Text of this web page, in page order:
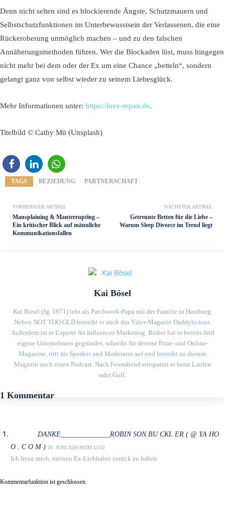
Denn nicht selten sind es blockierende Ängste, Schutzmauern und
Selbstschutzfunktionen im Unterbewusstsein der Verlassenen, die eine
Rückeroberung unmöglich machen – und zu den falschen
Annäherungsmethoden führen. Wer die Blockaden löst, muss hingegen
nicht mehr bei dem oder der Ex um eine Chance „betteln“, sondern
gelangt ganz von selbst wieder zu seinem Liebesglück.
Mehr Informationen unter: https://love-repair.de.
Titelbild © Cathy Mü (Unsplash)
TAGS BEZIEHUNG PARTNERSCHAFT
VORHERIGER ARTIKEL
Mansplaining & Manterrupting –
Ein kritischer Blick auf männliche
Kommunikationsfallen
NÄCHSTER ARTIKEL
Getrennte Betten für die Liebe –
Warum Sleep Divorce im Trend liegt
Kai Bösel
Kai Bösel (Jg. 1971) lebt als Patchwork-Papa mit der Familie in Hamburg.
Neben NOT TOO OLD betreibt er auch das Väter-Magazin Daddylicious.
Außerdem ist er Experte für Influencer-Marketing. Bisher hat er bereits fünf
eigene Unternehmen gegründet, schreibt für diverse Print- und Online-
Magazine, tritt als Speaker und Moderator auf und betreibt zu diesem
Magazin auch einen Podcast. Nach Feierabend entspannt er beim Laufen
oder Golf.
1 Kommentar
DANKE______________ROBIN SON.BU CKL ER ( @ YA HO
O . C O M ) 20. JUNI 2024 BEIM 13:02
Ich freue mich, meinen Ex-Liebhaber zurück zu haben.
Kommentarfunktion ist geschlossen.